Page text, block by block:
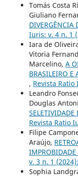
Tomás Costa
Giuliano
DIVERGÊNCIA
Iuris: v. 4 n. 1
Iara de
Vitoria
Marcelino, A
BRASILEIRO E
, Revista
Leandro
Douglas
SELETIVIDADE
Revista Ratio
Filipe
Araújo,
v. 3 n. 1
Sophia